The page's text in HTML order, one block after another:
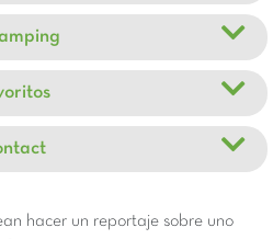
hacer un reportaje sobre uno